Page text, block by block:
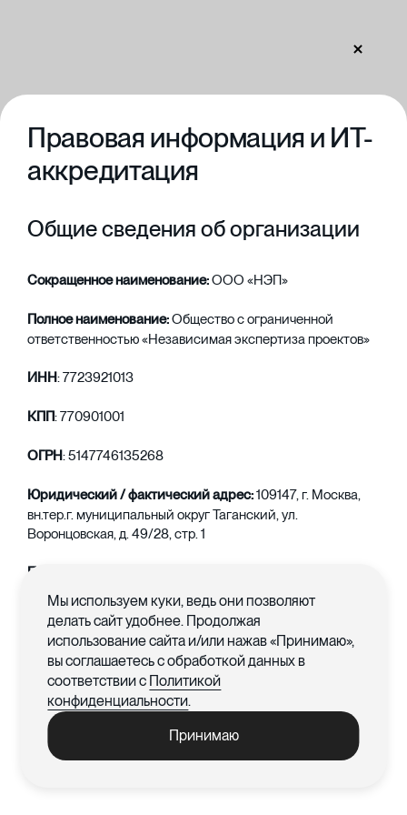
Правовая информация и ИТ-
аккредитация
Общие сведения об организации
Сокращенное наименование:ООО «НЭП»
Полное наименование:Общество с ограниченной
ответственностью «Независимая экспертиза проектов»
ИНН: 7723921013
КПП: 770901001
ОГРН: 5147746135268
Юридический / фактический адрес:109147, г. Москва,
вн.тер.г. муниципальный округ Таганский, ул.
Воронцовская, д. 49/28, стр. 1
Почтовый адрес:
49/28, стр. 1, каб. К4-8
Адрес обособленного подразделения в г. Краснодар:
Маяковского 160, 2 этаж, кабинет 10
Телефон: +7 (495) 120-40-45 (
8 (800) 500-49-03
Мы используем куки, ведь они позволяют
делать сайт удобнее. Продолжая
использование сайта и/или нажав «Принимаю»,
вы соглашаетесь с обработкой данных в
соответствии с Политикой
конфиденциальности.
Принимаю